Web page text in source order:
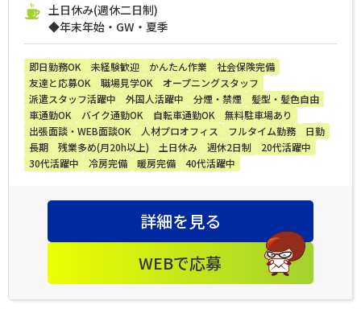
土日休み(週休二日制)
◆年末年始・GW・夏季
即日勤務OK 未経験歓迎 かんたん作業
社会保険完備
友達と応募OK
職場見学OK
オープニングスタッフ
派遣スタッフ活躍中
外国人活躍中 分煙・禁煙
髪型・髪色自由
車通勤OK
バイク通勤OK 自転車通勤OK
無料駐車場あり
出張面談・WEB面談OK
人材プロオフィス フルタイム勤務
日勤
長期
残業多め(月20h以上) 土日休み 週休2日制
20代活躍中
30代活躍中
冷房完備 暖房完備 40代活躍中
詳細を見る
WEBで応募